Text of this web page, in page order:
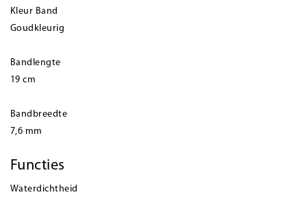
Kleur Band
Goudkleurig
Bandlengte
19 cm
Bandbreedte
7,6 mm
Functies
Waterdichtheid